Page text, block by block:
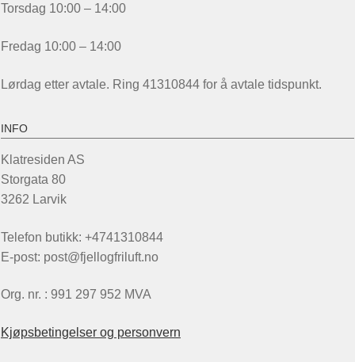
Torsdag 10:00 – 14:00
Fredag 10:00 – 14:00
Lørdag etter avtale. Ring 41310844 for å avtale tidspunkt.
INFO
Klatresiden AS
Storgata 80
3262 Larvik
Telefon butikk: +4741310844
E-post: post@fjellogfriluft.no
Org. nr. : 991 297 952 MVA
Kjøpsbetingelser og personvern